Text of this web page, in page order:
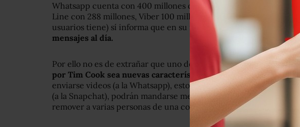
Whatsapp cuenta con 400 millones de usuarios activos, WeChat
Line con 288 millones, Viber 100 millones y Snapchat (aunque no
usuarios tiene) sí informa que en su red
se transmiten mil 200
mensajes al día.
Por ello no es de extrañar que uno de los grandes anuncios de
por Tim Cook sea nuevas características en iMessages.
Ahora
enviarse videos (a la Whatsapp), estos se borrarán a menos que el
(a la Snapchat), podrán mandarse mensajes de voz (a la
remover a varias personas de una conversación (a la Facebook